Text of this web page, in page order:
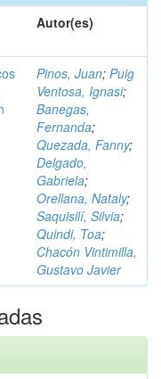
Autor(es)
Pinos, Juan; Puig
Ventosa, Ignasi;
Banegas,
Fernanda;
Quezada, Fanny;
Delgado,
Gabriela;
Orellana, Nataly;
Saquisilí, Silvia;
Quindi, Toa;
Chacón Vintimilla,
Gustavo Javier